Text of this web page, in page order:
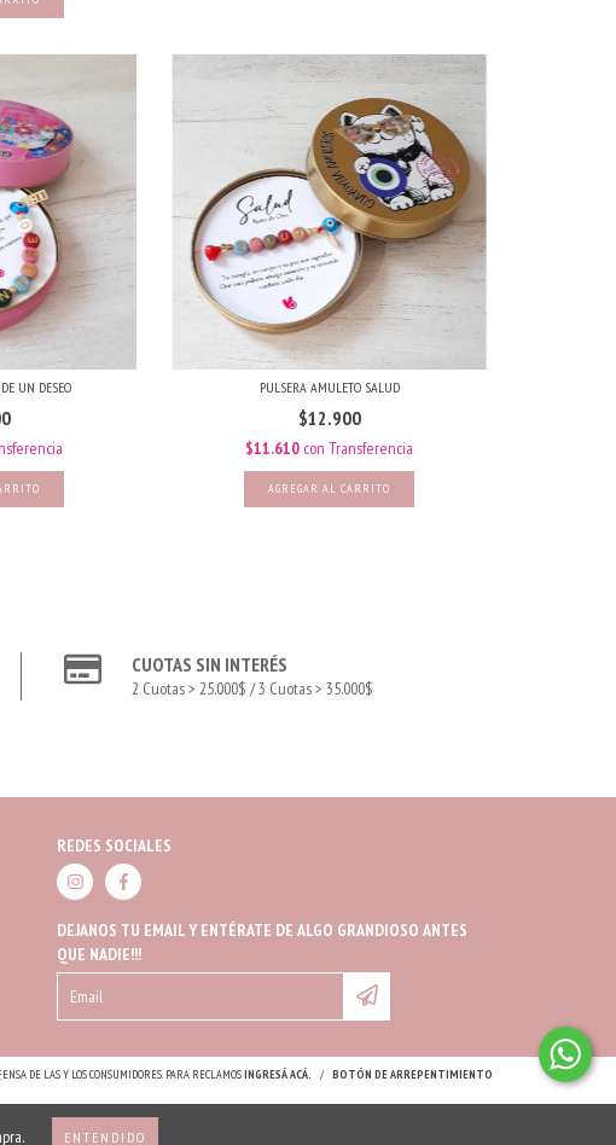
ENTENDIDO
UN DESEO PULSERA AMULETO SALUD
$12.900
$11.610 con Transferencia
CUOTAS SIN INTERÉS
2 Cuotas > 25.000$ / 3 Cuotas > 35.000$
REDES SOCIALES
DEJANOS TU EMAIL Y ENTÉRATE DE ALGO GRANDIOSO ANTES
QUE NADIE!!!
DE LAS Y LOS CONSUMIDORES. PARA RECLAMOSINGRESÁ ACÁ. / BOTÓN DE ARREPENTIMIENTO